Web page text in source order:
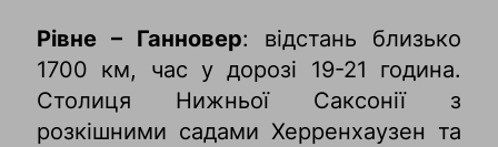
Рівне – Ганновер: відстань близько
1700 км, час у дорозі 19-21 година.
Столиця Нижньої Саксонії з
розкішними садами Херренхаузен та